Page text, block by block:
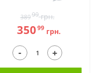
Олеандр в горщику
(1)
38999грн.
35099грн.
- +